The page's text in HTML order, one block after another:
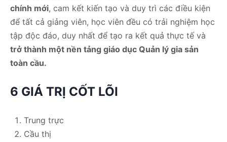
chính mới, cam kết kiến tạo và duy trì các điều kiện
để tất cả giảng viên, học viên đều có trải nghiệm học
tập độc đáo, duy nhất để tạo ra kết quả thực tế và
trở thành một nền tảng giáo dục Quản lý gia sản
toàn cầu.
6 GIÁ TRỊ CỐT LÕI
Trung trực
Cầu thị